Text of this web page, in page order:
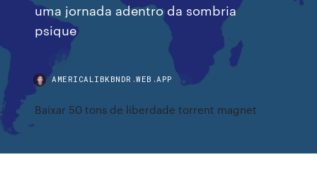
uma jornada adentro da sombria
psique
AMERICALIBKBNDR.WEB.APP
Baixar 50 tons de liberdade torrent magnet